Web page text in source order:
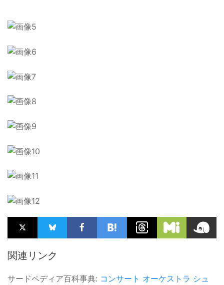
関連リンク
サードペディア百科事典: コンサート オーケストラ シュ